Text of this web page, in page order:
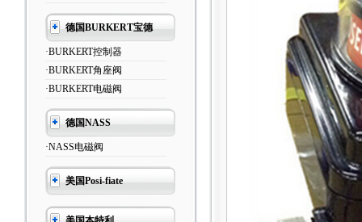
德国BURKERT宝德
·BURKERT控制器
·BURKERT角座阀
·BURKERT电磁阀
德国NASS
·NASS电磁阀
美国Posi-fiate